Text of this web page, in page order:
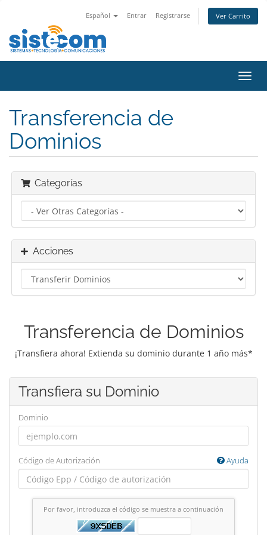
Español Entrar Registrarse Ver Carrito
Transferencia de
Dominios
Categorías
Acciones
Transferencia de Dominios
¡Transfiera ahora! Extienda su dominio durante 1 año más*
Transfiera su Dominio
Dominio
Código de Autorización Ayuda
Por favor, introduzca el código se muestra a continuación